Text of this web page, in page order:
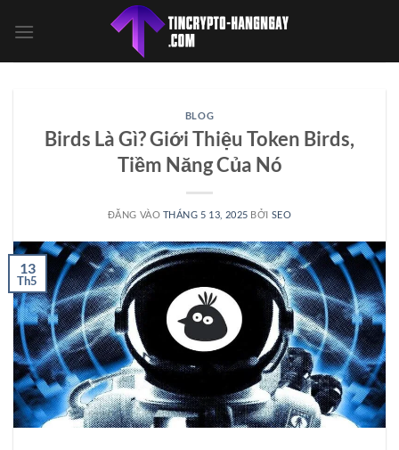
qua
BLOG
Birds Là Gì? Giới Thiệu Token Birds,
Tiềm Năng Của Nó
ĐĂNG VÀO THÁNG 5 13, 2025 BỞI SEO
13
Th5